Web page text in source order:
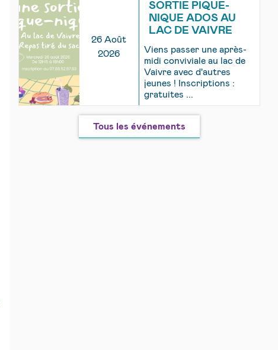
26 Août
2026
SORTIE PIQUE-
NIQUE ADOS AU
LAC DE VAIVRE
Viens passer une après-
midi conviviale au lac de
Vaivre avec d'autres
jeunes ! Inscriptions :
gratuites ...
Tous les événements